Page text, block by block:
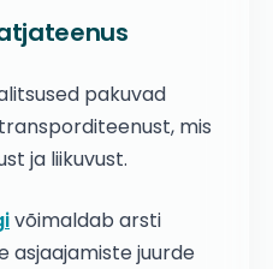
pakuvad
mis
ja liikuvust.
võimaldab arsti
asjaajamiste juurde